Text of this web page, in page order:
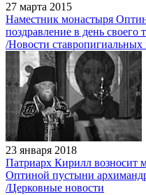
27 марта 2015
Наместник монастыря
поздравление в день своего
/Новости ставропигиальных
23 января 2018
Патриарх Кирилл возносит
Оптиной пустыни
/Церковные новости